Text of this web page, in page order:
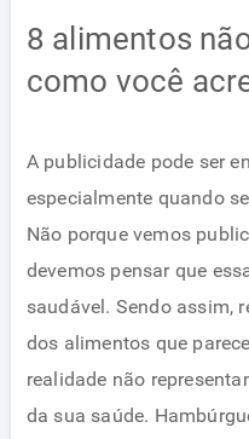
8 alimentos
como você
A publicidade pode ser
especialmente quando
Não porque vemos
devemos pensar que
saudável. Sendo assim,
dos alimentos que
realidade não
da sua saúde.